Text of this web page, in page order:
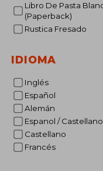
Libro De Pasta Blanda
(Paperback)
Rustica Fresado
IDIOMA
Inglés
Español
Alemán
Espanol / Castellano
Castellano
Francés